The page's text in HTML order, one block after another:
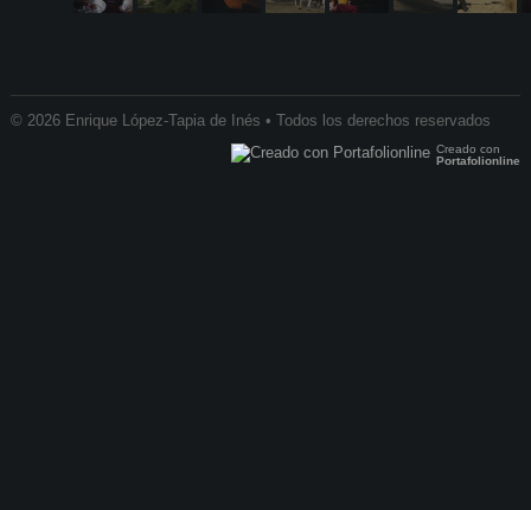
© 2026 Enrique López-Tapia de Inés • Todos los derechos reservados
Creado con
Portafolionline